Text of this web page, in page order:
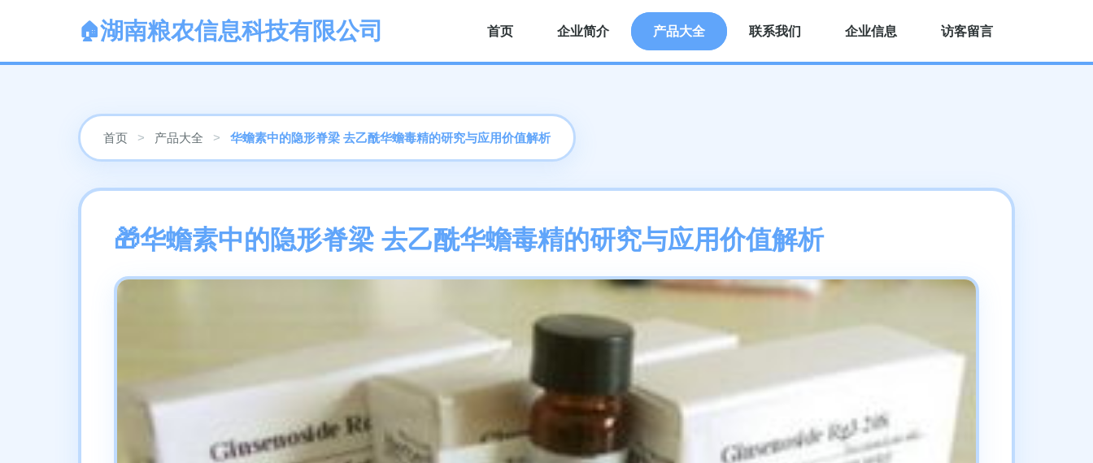
湖南粮农信息科技有限公司 首页 企业简介 产品大全 联系我们 企业信息 访客留言
首页 > 产品大全 > 华蟾素中的隐形脊梁 去乙酰华蟾毒精的研究与应用价值解析
华蟾素中的隐形脊梁 去乙酰华蟾毒精的研究与应用价值解析